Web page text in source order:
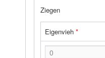
Ziegen
Eigenvieh*